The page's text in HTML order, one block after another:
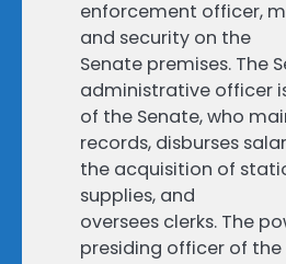
enforcement officer,
and security on the
Senate premises. The
administrative officer
of the Senate, who
records, disburses
the acquisition of
supplies, and
oversees clerks. The
presiding officer of